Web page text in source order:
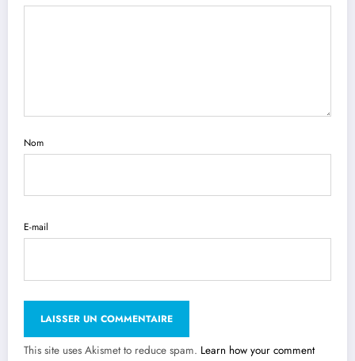
Nom
E-mail
This site uses Akismet to reduce spam. Learn how your comment